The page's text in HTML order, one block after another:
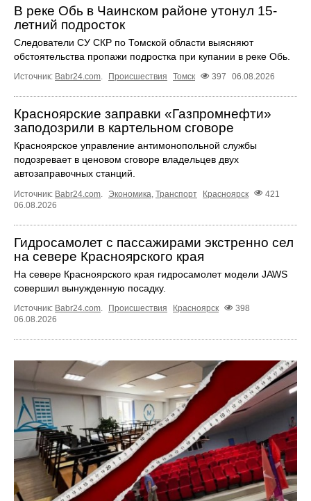
В реке Обь в Чаинском районе утонул 15-
летний подросток
Следователи СУ СКР по Томской области выясняют
обстоятельства пропажи подростка при купании в реке Обь.
Источник: Babr24.com. Происшествия Томск 397 06.08.2026
Красноярские заправки «Газпромнефти»
заподозрили в картельном сговоре
Красноярское управление антимонопольной службы
подозревает в ценовом сговоре владельцев двух
автозаправочных станций.
Источник: Babr24.com Экономика Транспорт Красноярск
421
06.08.2026
Гидросамолет с пассажирами экстренно сел
на севере Красноярского края
На севере Красноярского края гидросамолет модели JAWS
совершил вынужденную посадку.
Источник: Babr24.com Происшествия Красноярск
398
06.08.2026